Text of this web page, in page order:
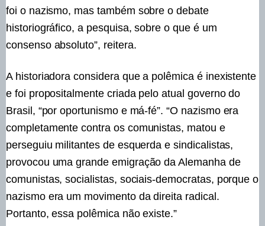
foi o nazismo, mas também sobre o debate
historiográfico, a pesquisa, sobre o que é um
consenso absoluto”, reitera.
A historiadora considera que a polêmica é inexistente
e foi propositalmente criada pelo atual governo do
Brasil, “por oportunismo e má-fé”. “O nazismo era
completamente contra os comunistas, matou e
perseguiu militantes de esquerda e sindicalistas,
provocou uma grande emigração da Alemanha de
comunistas, socialistas, sociais-democratas, porque o
nazismo era um movimento da direita radical.
Portanto, essa polêmica não existe.”